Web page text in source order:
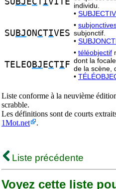
individu.
•
SU BJON CTIVES
•
subjonctif.
•
TELEO BJ ECTI F
• téléobjectif
dont la
de la scène,
•
Liste conforme à la neuvième
scrabble.
Les définitions sont de courts
1Mot.net
.
Liste précédente
Voyez cette liste